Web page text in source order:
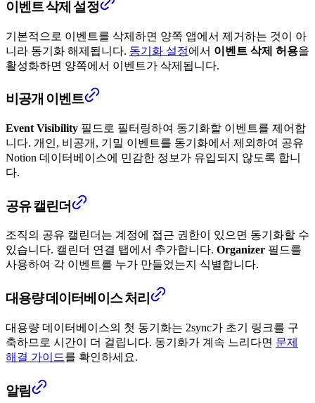
이벤트 삭제 설정
기본적으로 이벤트를 삭제하면 양쪽 앱에서 제거하는 것이 아
니라 동기화 해제됩니다. 동기화 설정에서 이벤트 삭제 허용을
활성화하면 양쪽에서 이벤트가 삭제됩니다.
비공개 이벤트
Event Visibility 필드로 필터링하여 동기화할 이벤트를 제어합
니다. 개인, 비공개, 기밀 이벤트를 동기화에서 제외하여 공유
Notion 데이터베이스에 민감한 정보가 유입되지 않도록 합니
다.
공유 캘린더
조직의 공유 캘린더는 계정에 접근 권한이 있으면 동기화할 수
있습니다. 캘린더 연결 탭에서 추가합니다. Organizer 필드를
사용하여 각 이벤트를 누가 만들었는지 식별합니다.
대용량 데이터베이스 처리
대용량 데이터베이스의 첫 동기화는 2sync가 초기 링크를 구
축하므로 시간이 더 걸립니다. 동기화가 계속 느리다면 문제
해결 가이드를 확인하세요.
알림